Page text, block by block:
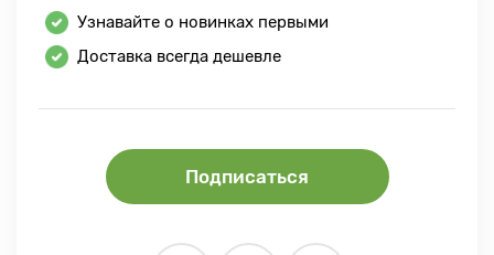
Узнавайте о новинках первыми
Доставка всегда дешевле
Подписаться